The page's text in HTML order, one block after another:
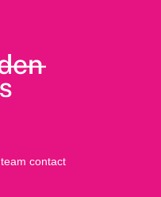
team contact